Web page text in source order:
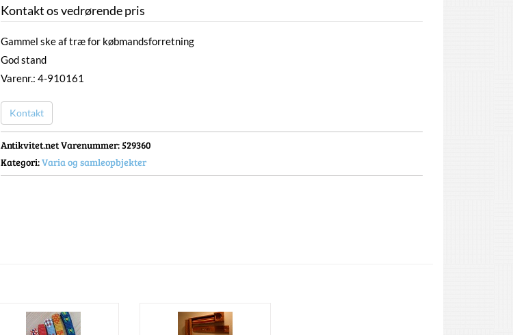
Kontakt os vedrørende pris
Gammel ske af træ for købmandsforretning
God stand
Varenr.: 4-910161
Kontakt
Antikvitet.net Varenummer: 529360
Kategori:Varia og samleopbjekter